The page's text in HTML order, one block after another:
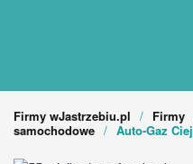
Firmy wJastrzebiu.pl Firmy
samochodowe
Auto-Gaz